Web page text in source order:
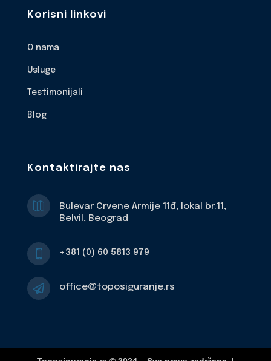
Korisni linkovi
O nama
Usluge
Testimonijali
Blog
Kontaktirajte nas

Bulevar Crvene Armije 11đ, lokal br.11,
Belvil, Beograd
 +381 (0) 60 5813 979
 office@toposiguranje.rs